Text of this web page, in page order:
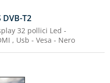
DVB-T2
32 pollici Led -
, Usb - Vesa - Nero